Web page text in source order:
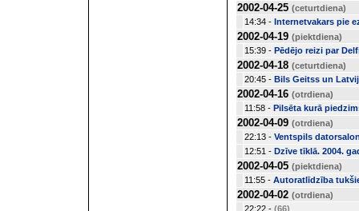
2002-04-25 (ceturtdiena)
14:34 - Internetvakars pie
2002-04-19 (piektdiena)
15:39 - Pēdējo reizi par
2002-04-18 (ceturtdiena)
20:45 - Bils Geitss un
2002-04-16 (otrdiena)
11:58 - Pilsēta kurā
2002-04-09 (otrdiena)
22:13 - Ventspils
12:51 - Dzīve tīklā. 2004.
2002-04-05 (piektdiena)
11:55 - Autoratlīdzība
2002-04-02 (otrdiena)
22:22 - (66)